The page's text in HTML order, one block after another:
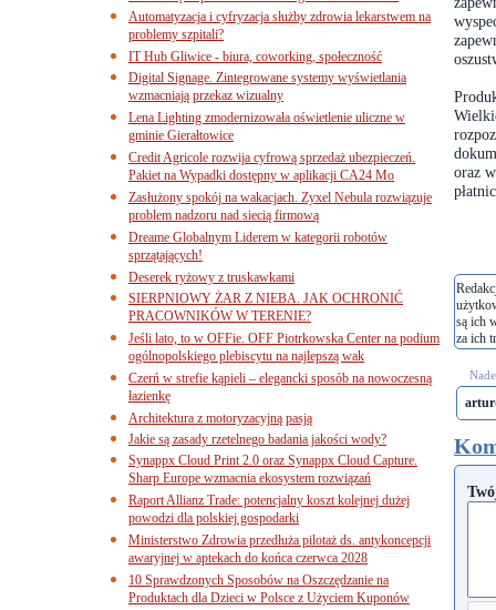
oraz
są ich
za ich
Automatyzacja i cyfryzacja służby zdrowia lekarstwem na
problemy szpitali?
IT Hub Gliwice - biura, coworking, społeczność
Digital Signage. Zintegrowane systemy wyświetlania
wzmacniają przekaz wizualny
Lena Lighting zmodernizowała oświetlenie uliczne w
gminie Gierałtowice
Credit Agricole rozwija cyfrową sprzedaż ubezpieczeń.
Pakiet na Wypadki dostępny w aplikacji CA24 Mo
Zasłużony spokój na wakacjach. Zyxel Nebula rozwiązuje
problem nadzoru nad siecią firmową
Dreame Globalnym Liderem w kategorii robotów
sprzątających!
Deserek ryżowy z truskawkami
SIERPNIOWY ŻAR Z NIEBA. JAK OCHRONIĆ
PRACOWNIKÓW W TERENIE?
Jeśli lato, to w OFFie. OFF Piotrkowska Center na podium
ogólnopolskiego plebiscytu na najlepszą wak
Czerń w strefie kąpieli – elegancki sposób na nowoczesną
łazienkę
Architektura z motoryzacyjną pasją
Jakie są zasady rzetelnego badania jakości wody?
Synappx Cloud Print 2.0 oraz Synappx Cloud Capture.
Sharp Europe wzmacnia ekosystem rozwiązań
Raport Allianz Trade: potencjalny koszt kolejnej dużej
powodzi dla polskiej gospodarki
Ministerstwo Zdrowia przedłuża pilotaż ds. antykoncepcji
awaryjnej w aptekach do końca czerwca 2028
10 Sprawdzonych Sposobów na Oszczędzanie na
Produktach dla Dzieci w Polsce z Użyciem Kuponów